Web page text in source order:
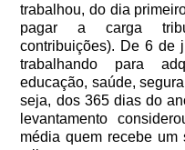
trabalhou, do dia
pagar a carga
contribuições). De 6 de
trabalhando para
educação, saúde,
seja, dos 365 dias do
levantamento
média quem recebe